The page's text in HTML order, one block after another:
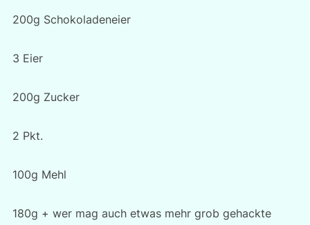
200g Schokoladeneier
3 Eier
200g Zucker
2 Pkt.
100g Mehl
180g + wer mag auch etwas mehr grob gehackte